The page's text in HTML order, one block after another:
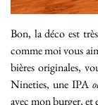
Bon, la déco est
comme moi vous
bières originales,
Nineties, une IPA
avec mon burger, et